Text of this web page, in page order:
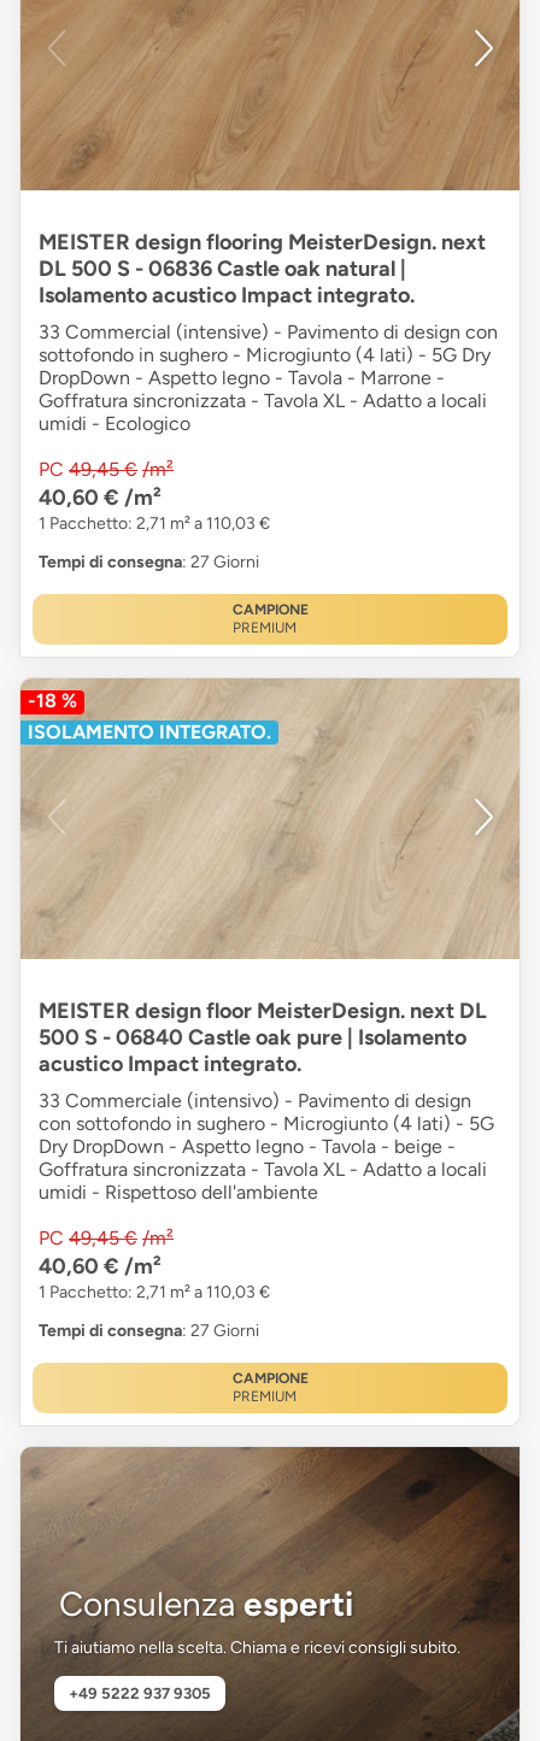
MEISTER design flooring MeisterDesign. next
DL 500 S - 06836 Castle oak natural |
Isolamento acustico Impact integrato.
33 Commercial (intensive) - Pavimento di design con
sottofondo in sughero - Microgiunto (4 lati) - 5G Dry
DropDown - Aspetto legno - Tavola - Marrone -
Goffratura sincronizzata - Tavola XL - Adatto a locali
umidi - Ecologico
PC 49,45 € /m²
40,60 € /m²
1 Pacchetto: 2,71 m² a 110,03 €
Tempi di consegna: 27 Giorni
CAMPIONE
PREMIUM
-18 %
ISOLAMENTO INTEGRATO.
MEISTER design floor MeisterDesign. next DL
500 S - 06840 Castle oak pure | Isolamento
acustico Impact integrato.
33 Commerciale (intensivo) - Pavimento di design
con sottofondo in sughero - Microgiunto (4 lati) - 5G
Dry DropDown - Aspetto legno - Tavola - beige -
Goffratura sincronizzata - Tavola XL - Adatto a locali
umidi - Rispettoso dell'ambiente
PC 49,45 € /m²
40,60 € /m²
1 Pacchetto: 2,71 m² a 110,03 €
Tempi di consegna: 27 Giorni
CAMPIONE
PREMIUM
Consulenza esperti
Ti aiutiamo nella scelta. Chiama e ricevi consigli subito.
+49 5222 937 9305